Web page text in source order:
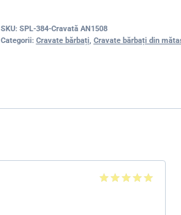
SKU: SPL-384-Cravată AN1508
Categorii: Cravate bărbați, Cravate bărbați din